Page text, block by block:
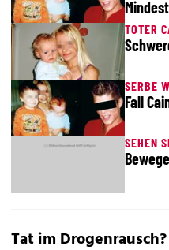
TOTER
SERBE
Fall
SEHEN
Tat im Drogenrausch?